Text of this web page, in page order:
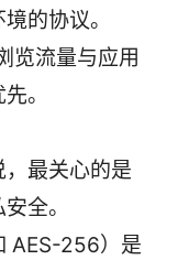
的协议。
览流量与应用
。
最关心的是
全。
AES-256）是